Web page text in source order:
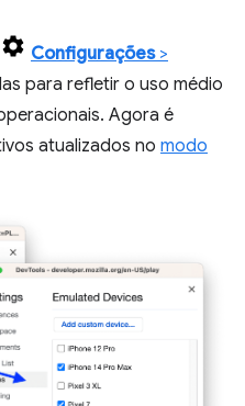
Configurações>
para refletir o uso médio
Agora é
atualizados no modo